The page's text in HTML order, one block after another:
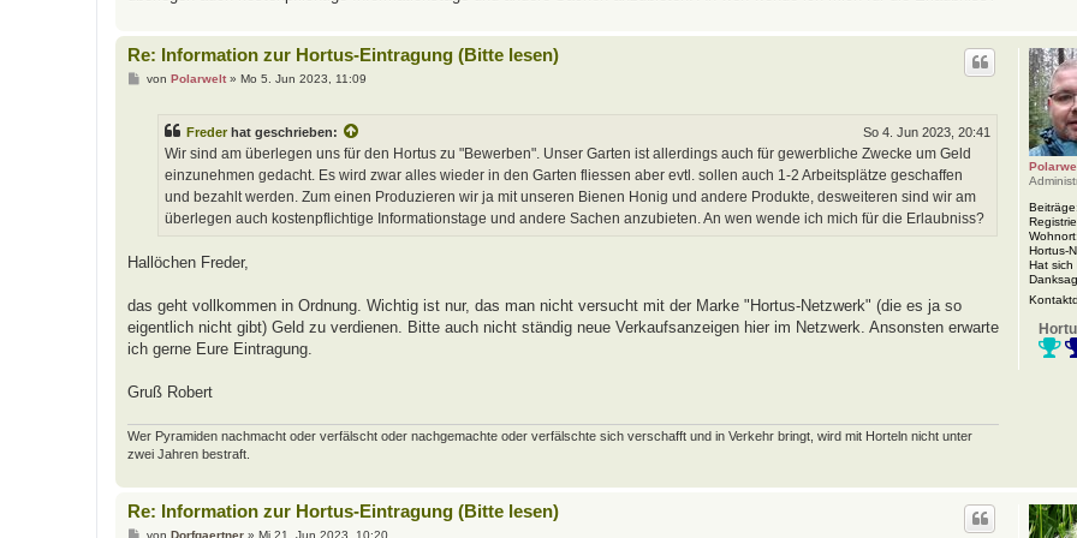
Beiträge:
Wohnort:
Hortus-
Hat
Re: Information zur Hortus-Eintragung (Bitte lesen)
Bvon Polarwelt» Mo 5. Jun 2023, 11:09
Freder hat geschrieben: So 4. Jun 2023, 20:41
Wir sind am überlegen uns für den Hortus zu "Bewerben". Unser Garten ist allerdings auch für gewerbliche Zwecke um Geld
einzunehmen gedacht. Es wird zwar alles wieder in den Garten fliessen aber evtl. sollen auch 1-2 Arbeitsplätze geschaffen
und bezahlt werden. Zum einen Produzieren wir ja mit unseren Bienen Honig und andere Produkte, desweiteren sind wir am
überlegen auch kostenpflichtige Informationstage und andere Sachen anzubieten. An wen wende ich mich für die Erlaubniss?
Hallöchen Freder,
das geht vollkommen in Ordnung. Wichtig ist nur, das man nicht versucht mit der Marke "Hortus-Netzwerk" (die es ja so
eigentlich nicht gibt) Geld zu verdienen. Bitte auch nicht ständig neue Verkaufsanzeigen hier im Netzwerk. Ansonsten erwarte
ich gerne Eure Eintragung.
Gruß Robert
Wer Pyramiden nachmacht oder verfälscht oder nachgemachte oder verfälschte sich verschafft und in Verkehr bringt, wird mit Horteln nicht unter
zwei Jahren bestraft.
Re: Information zur Hortus-Eintragung (Bitte lesen)
Bvon Dorfgaertner» Mi 21. Jun 2023, 10:20